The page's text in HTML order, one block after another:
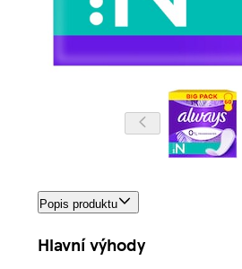
Popis produktu
Hlavní výhody